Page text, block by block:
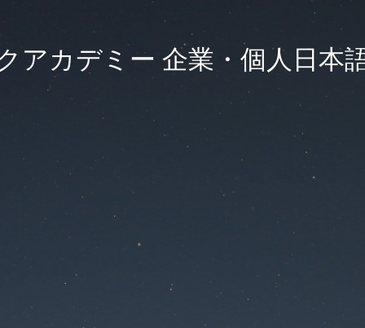
アカデミー 企業・個人日本